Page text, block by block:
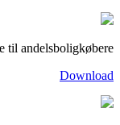
til andelsboligkøbere
Download